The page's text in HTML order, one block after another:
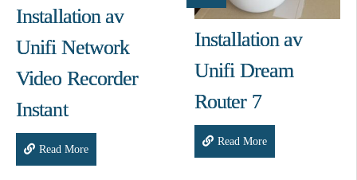
Installation av
Unifi Network
Video Recorder
Instant
Read More
Installation av
Unifi Dream
Router 7
Read More